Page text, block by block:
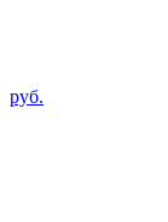
руб.